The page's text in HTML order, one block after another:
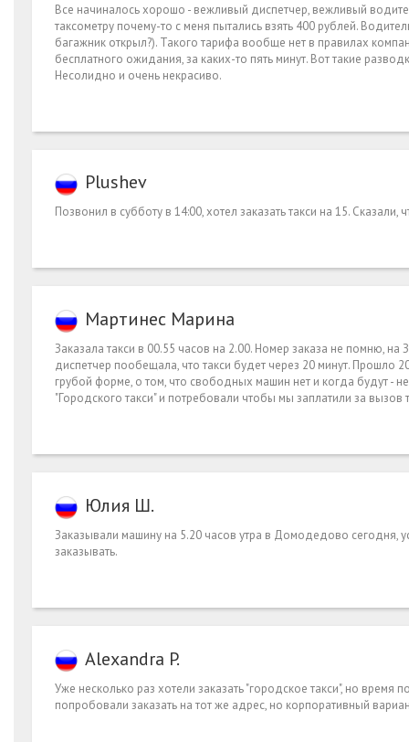
Все начиналось хорошо - вежливый диспетчер, вежливый
таксометру почему-то с меня пытались взять 400 рублей.
багажник открыл?). Такого тарифа вообще нет в правилах
бесплатного ожидания, за каких-то пять минут. Вот такие
Несолидно и очень некрасиво.
Plushev
Позвонил в субботу в 14:00, хотел заказать такси на 15.
Мартинес Марина
Заказала такси в 00.55 часов на 2.00. Номер заказа не помню,
диспетчер пообещала, что такси будет через 20 минут. Прошло
грубой форме, о том, что свободных машин нет и когда будут -
"Городского такси" и потребовали чтобы мы заплатили за вызов
Юлия Ш.
Заказывали машину на 5.20 часов утра в Домодедово сегодня,
заказывать.
Alexandra P.
Уже несколько раз хотели заказать "городское такси", но
попробовали заказать на тот же адрес, но корпоративный